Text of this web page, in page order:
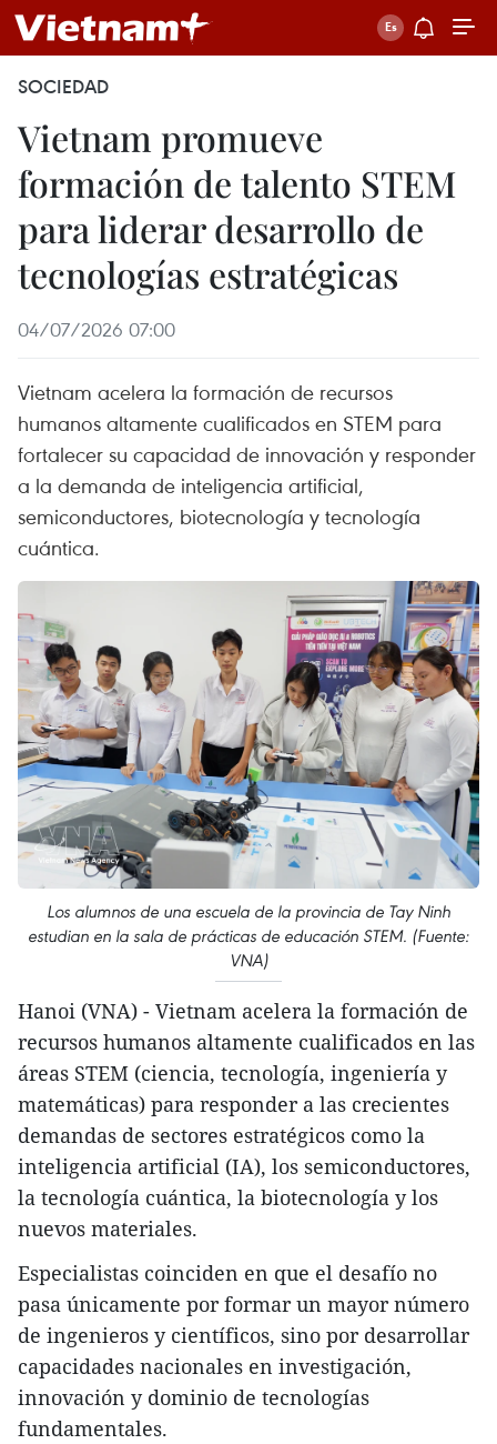
SOCIEDAD
Vietnam promueve
formación de talento STEM
para liderar desarrollo de
tecnologías estratégicas
04/07/2026 07:00
Vietnam acelera la formación de recursos
humanos altamente cualificados en STEM para
fortalecer su capacidad de innovación y responder
a la demanda de inteligencia artificial,
semiconductores, biotecnología y tecnología
cuántica.
Los alumnos de una escuela de la provincia de Tay Ninh
estudian en la sala de prácticas de educación STEM. (Fuente:
VNA)
Hanoi (VNA) - Vietnam acelera la formación de
recursos humanos altamente cualificados en las
áreas STEM (ciencia, tecnología, ingeniería y
matemáticas) para responder a las crecientes
demandas de sectores estratégicos como la
inteligencia artificial (IA), los semiconductores,
la tecnología cuántica, la biotecnología y los
nuevos materiales.
Especialistas coinciden en que el desafío no
pasa únicamente por formar un mayor número
de ingenieros y científicos, sino por desarrollar
capacidades nacionales en investigación,
innovación y dominio de tecnologías
fundamentales.